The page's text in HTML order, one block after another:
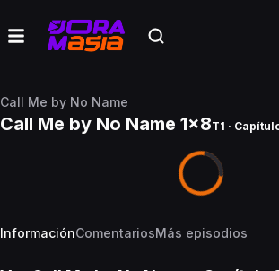
Call Me by No Name
Call Me by No Name 1x8T1 ·
InformaciónComentariosMás episodios